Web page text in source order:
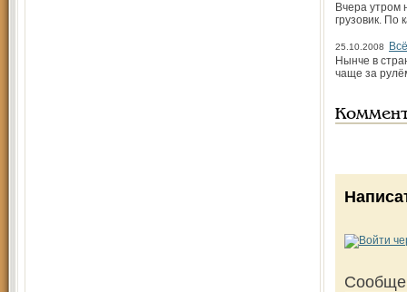
Вчера утром
грузовик. По
25.10.2008
Нынче в
чаще за